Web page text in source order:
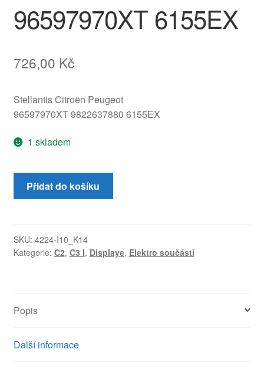
96597970XT 6155EX
726,00 Kč
Stellantis Citroën Peugeot
96597970XT 9822637880 6155EX
1 skladem
Displej
rádia
počítače
Citroën
6155EX
Přidat do košíku
SKU: 4224-I10_K14
Kategorie: C2, C3 I, Displaye, Elektro součásti
Popis
Další informace